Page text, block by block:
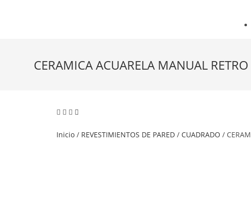
CERAMICA ACUARELA MANUAL
Inicio / REVESTIMIENTOS DE PARED / CUADRADO /